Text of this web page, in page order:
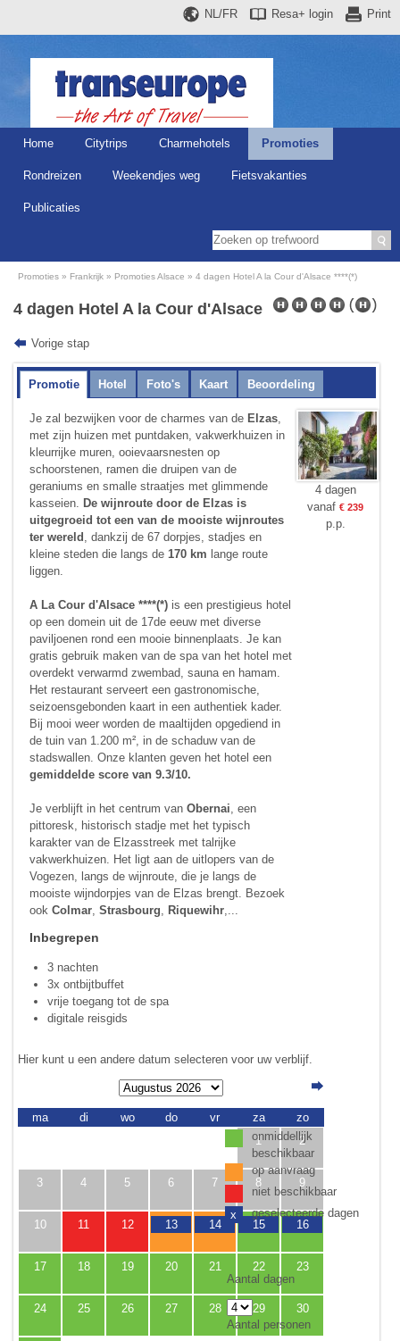
Print
Resa+ login
NL/FR
Home Citytrips Charmehotels Promoties
Rondreizen Weekendjes weg Fietsvakanties
Publicaties
Promoties Frankrijk Promoties Alsace 4 dagen Hotel A la Cour d'Alsace ****(*)
4 dagen Hotel A la Cour d'Alsace
Vorige stap
Promotie Hotel Foto's Kaart Beoordeling
Je zal bezwijken voor de charmes van de Elzas,
met zijn huizen met puntdaken, vakwerkhuizen in
kleurrijke muren, ooievaarsnesten op
schoorstenen, ramen die druipen van de
geraniums en smalle straatjes met glimmende
kasseien. De wijnroute door de Elzas is
uitgegroeid tot een van de mooiste wijnroutes
ter wereld , dankzij de 67 dorpjes, stadjes en
kleine steden die langs de170 km lange route
liggen.
A La Cour d'Alsace ****(*) is een prestigieus hotel
op een domein uit de 17de eeuw met diverse
paviljoenen rond een mooie binnenplaats. Je kan
gratis gebruik maken van de spa van het hotel met
overdekt verwarmd zwembad, sauna en hamam.
Het restaurant serveert een gastronomische,
seizoensgebonden kaart in een authentiek kader.
Bij mooi weer worden de maaltijden opgediend in
de tuin van 1.200 m², in de schaduw van de
stadswallen. Onze klanten geven het hotel een
gemiddelde score van 9.3/10.
Je verblijft in het centrum vanObernai, een
pittoresk, historisch stadje met het typisch
karakter van de Elzasstreek met talrijke
vakwerkhuizen. Het ligt aan de uitlopers van de
Vogezen, langs de wijnroute, die je langs de
mooiste wijndorpjes van de Elzas brengt. Bezoek
ookColmar, Strasbourg, Riquewihr,...
Inbegrepen
3 nachten
3x ontbijtbuffet
vrije toegang tot de spa
digitale reisgids
4 dagen
vanaf€ 239
p.p.
Hier kunt u een andere datum selecteren voor uw verblijf.
ma di wo do vr za
zo
1
2
3 4 5 6 7 8 9
10 11 12 13 14 15 16
17 18 19 20 21 22 23
24 25 26 27 28 29 30
onmiddellijk
beschikbaar
op aanvraag
niet beschikbaar
x
geselecteerde dagen
Aantal dagen
Aantal personen